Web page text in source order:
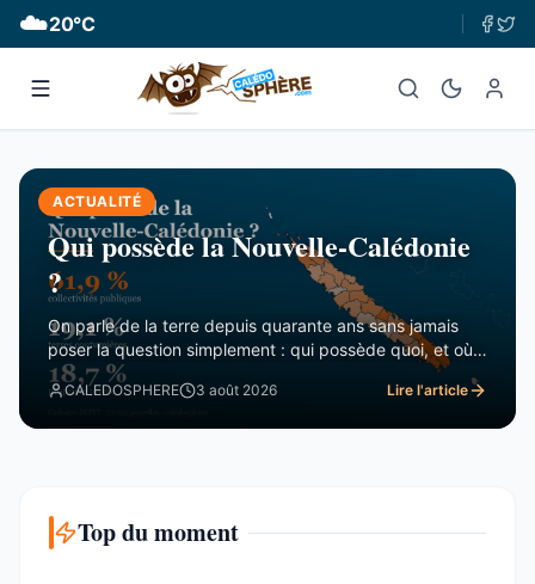
☁️20°C
ACTUALITÉ
Qui possède la Nouvelle-Calédonie
?
On parle de la terre depuis quarante ans sans jamais
poser la question simplement : qui possède quoi, et où ?
Le cadastre calédonien est en accès libre. Nous avons
agrégé ses 77 031 parcelles. Le résultat tient en trois
CALEDOSPHERE 3 août 2026 Lire l'article
Top du moment